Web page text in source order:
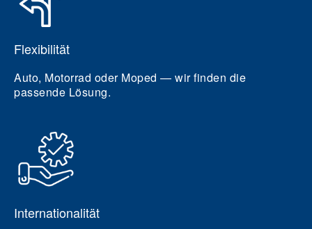
Flexibilität
Auto, Motorrad oder Moped — wir finden die
passende Lösung.
Internationalität